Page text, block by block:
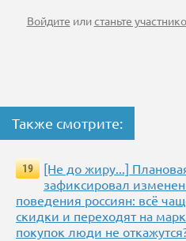
Войдите илистаньте
Также смотрите:
19
[Не до жиру...]
зафиксировал
поведения россиян: всё
скидки и переходят на
покупок люди не